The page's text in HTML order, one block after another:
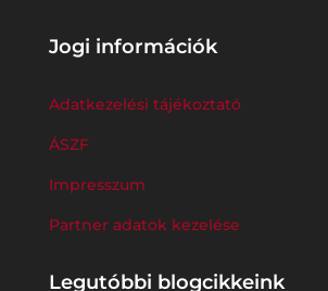
Jogi információk
Adatkezelési tájékoztató
ÁSZF
Impresszum
Partner adatok kezelése
Legutóbbi blogcikkeink